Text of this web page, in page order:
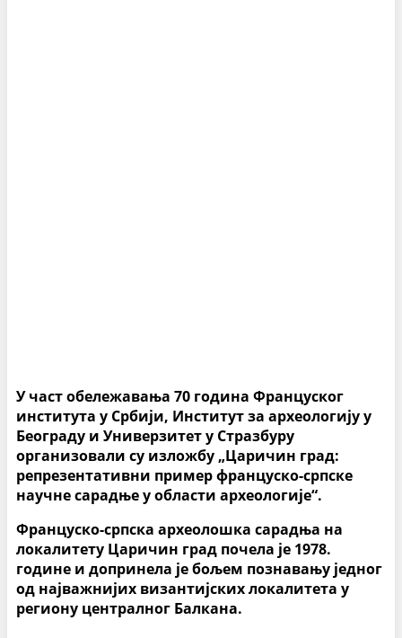
У част обележавања 70 година Француског
института у Србији, Институт за археологију у
Београду и Универзитет у Стразбуру
организовали су изложбу „Царичин град:
репрезентативни пример француско-српске
научне сарадње у области археологије“.
Француско-српска археолошка сарадња на
локалитету Царичин град почела је 1978.
године и допринела је бољем познавању једног
од најважнијих византијских локалитета у
региону централног Балкана.